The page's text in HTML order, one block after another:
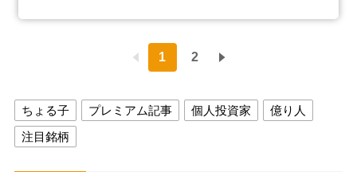
1 2
ちょる子 プレミアム記事 個人投資家
億り人
注目銘柄